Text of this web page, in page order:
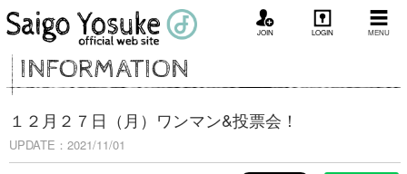
JOIN LOGIN MENU
INFORMATION
１２月２７日（月）ワンマン&投票会！
UPDATE：2021/11/01